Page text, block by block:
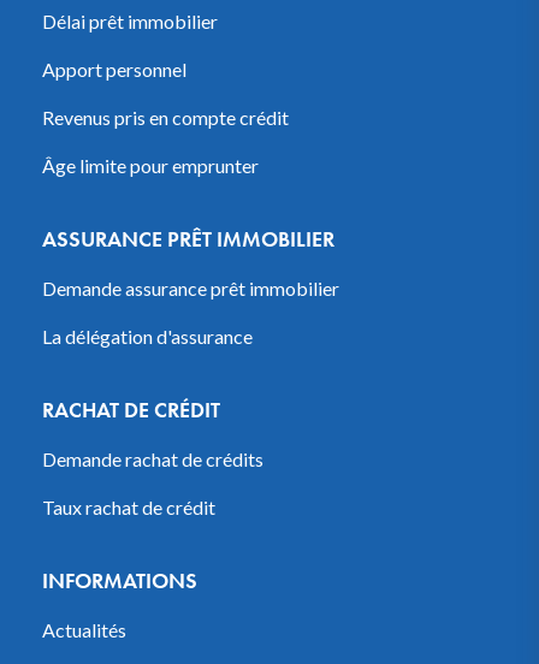
Délai prêt immobilier
Apport personnel
Revenus pris en compte crédit
Âge limite pour emprunter
ASSURANCE PRÊT IMMOBILIER
Demande assurance prêt immobilier
La délégation d'assurance
RACHAT DE CRÉDIT
Demande rachat de crédits
Taux rachat de crédit
INFORMATIONS
Actualités